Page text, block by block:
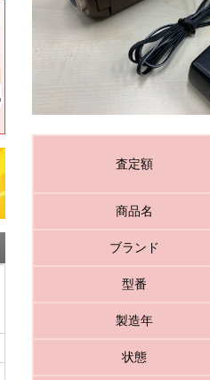
査定額
商品名
ブランド
型番
製造年
状態